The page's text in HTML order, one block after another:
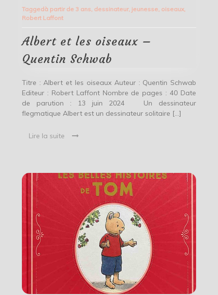
les
Schwab
Taggedà partir de 3 ans dessinateur, jeunesse, oiseaux,
Robert Laffont
Albert et les oiseaux –
Quentin Schwab
Titre : Albert et les oiseaux Auteur : Quentin Schwab
Editeur : Robert Laffont Nombre de pages : 40 Date
de parution : 13 juin 2024 Un dessinateur
flegmatique Albert est un dessinateur solitaire […]
Lire la suite